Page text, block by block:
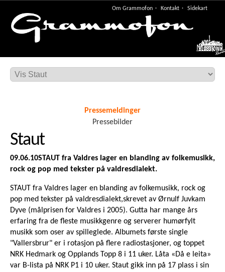
Om Grammofon Kontakt Sidekart
Meny
Pressemeldinger
Pressebilder
Staut
09.06.10STAUT fra Valdres lager en blanding av folkemusikk,
rock og pop med tekster på valdresdialekt.
STAUT fra Valdres lager en blanding av folkemusikk, rock og
pop med tekster på valdresdialekt,skrevet av Ørnulf Juvkam
Dyve (målprisen for Valdres i 2005). Gutta har mange års
erfaring fra de fleste musikkgenre og serverer humørfylt
musikk som oser av spilleglede. Albumets første single
"Vallersbrur" er i rotasjon på flere radiostasjoner, og toppet
NRK Hedmark og Opplands Topp 8 i 11 uker. Låta «Då e leita»
var B-lista på NRK P1 i 10 uker. Staut gikk inn på 17 plass i sin